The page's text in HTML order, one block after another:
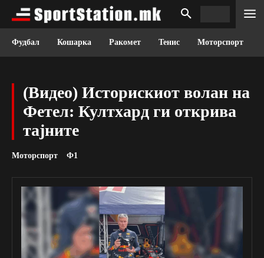
Фудбал Кошарка Ракомет Тенис Моторспорт
(Видео) Историскиот волан на
Фетел: Култхард ги открива
тајните
Моторспорт Ф1